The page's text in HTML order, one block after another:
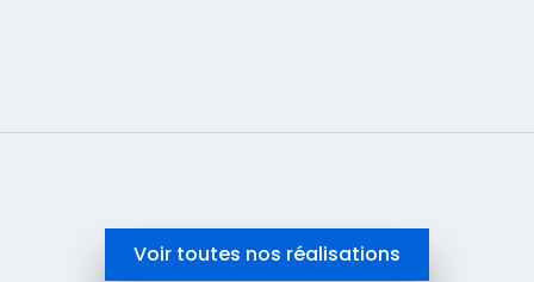
Voir toutes nos réalisations